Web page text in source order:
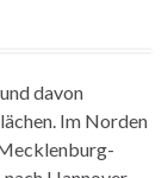
davon
Im Norden